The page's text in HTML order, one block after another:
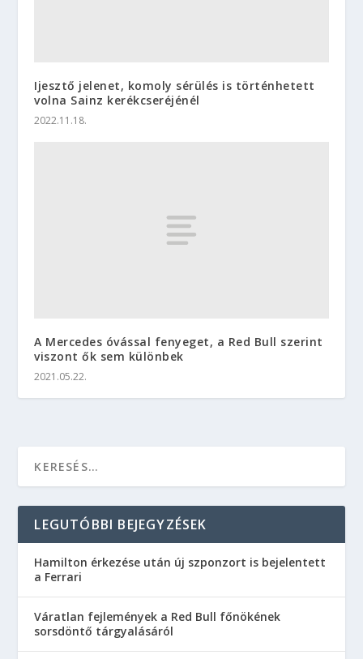
Ijesztő jelenet, komoly sérülés is történhetett
volna Sainz kerékcseréjénél
2022.11.18.
A Mercedes óvással fenyeget, a Red Bull szerint
viszont ők sem különbek
2021.05.22.
LEGUTÓBBI BEJEGYZÉSEK
Hamilton érkezése után új szponzort is bejelentett
a Ferrari
Váratlan fejlemények a Red Bull főnökének
sorsdöntő tárgyalásáról